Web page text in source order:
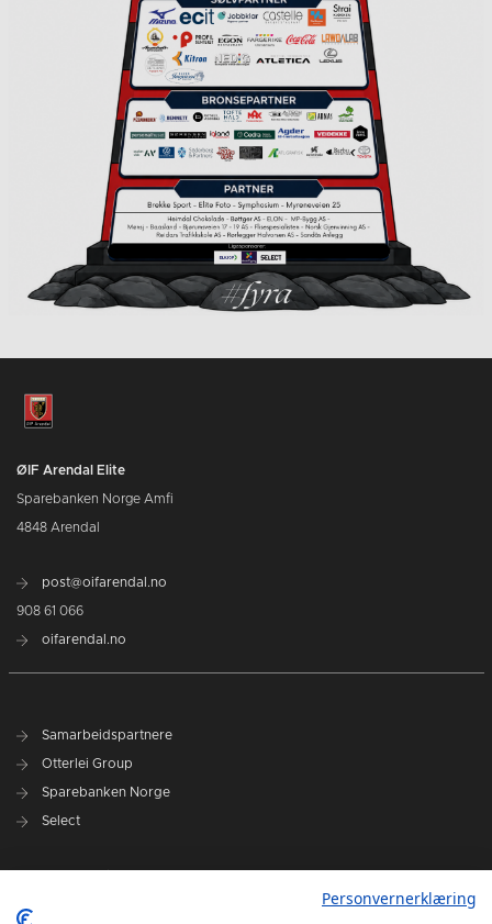
ØIF Arendal Elite
Sparebanken Norge Amfi
4848 Arendal
post@oifarendal.no
908 61 066
oifarendal.no
Samarbeidspartnere
Otterlei Group
Sparebanken Norge
Select
Personvernerklæring